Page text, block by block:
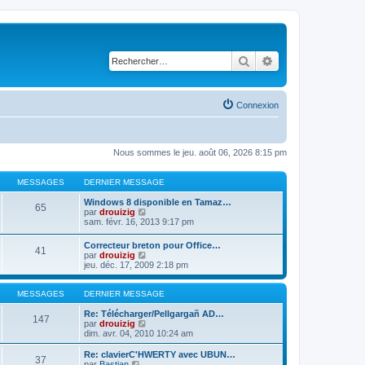
Rechercher
Connexion
Nous sommes le jeu. août 06, 2026 8:15 pm
MESSAGES DERNIER MESSAGE
65
Windows 8 disponible en Tamaz…
par drouizig
o
u
l
t
e
r
l
d
e
r
n
i
sam. févr. 16, 2013 9:17 pm
41
Correcteur breton pour Office…
par drouizig
o
n
s
u
l
t
r
l
e
jeu. déc. 17, 2009 2:18 pm
MESSAGES DERNIER MESSAGE
147
Re: Télécharger/Pellgargañ AD…
par drouizig
o
n
s
dim. avr. 04, 2010 10:24 am
37
Re: clavierC'HWERTY avec UBUN…